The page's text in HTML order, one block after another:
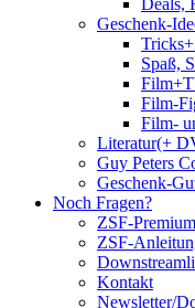
Deals,
Geschenk-
Spaß,
Film-
Film-
Literatur(+
Guy Peters
Geschenk-
Noch Fragen?
ZSF-Premium
ZSF-
Kontakt
Newsletter/